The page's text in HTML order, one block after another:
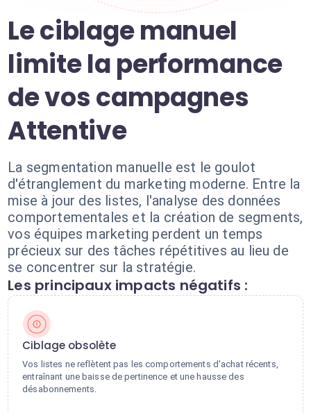
Le ciblage manuel
limite la performance
de vos campagnes
Attentive
La segmentation manuelle est le goulot
d'étranglement du marketing moderne. Entre la
mise à jour des listes, l'analyse des données
comportementales et la création de segments,
vos équipes marketing perdent un temps
précieux sur des tâches répétitives au lieu de
se concentrer sur la stratégie.
Les principaux impacts négatifs :
Ciblage obsolète
Vos listes ne reflètent pas les comportements d'achat récents,
entraînant une baisse de pertinence et une hausse des
désabonnements.